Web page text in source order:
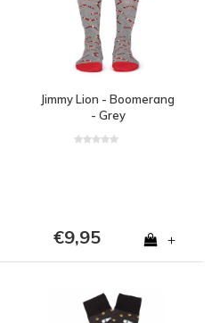
Jimmy Lion - Boomerang
- Grey
€9,95 +